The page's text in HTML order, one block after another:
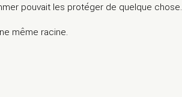
pouvait les protéger de quelque chose.
même racine.